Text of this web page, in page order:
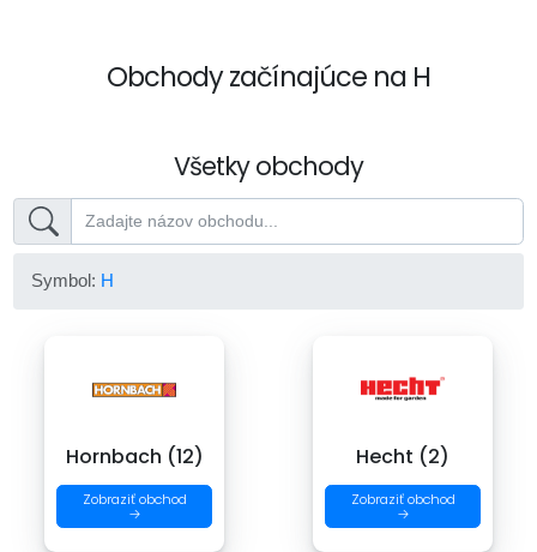
Obchody začínajúce na H
Všetky obchody
Symbol: H
Hornbach (12)
Zobraziť obchod
→
Hecht (2)
Zobraziť obchod
→